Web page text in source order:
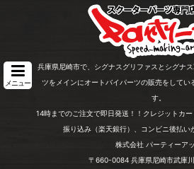
メニュー
兵庫県尼崎市で、シグナスグリファスとシグナ
ツをメインにオートバイパーツの販売をしてい
す。
14時までのご注文で即日発送！！クレジットカ
振り込み（楽天銀行）、コンビニ後払い
株式会社 パーティーア
〒660-0084 兵庫県尼崎市武庫